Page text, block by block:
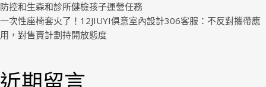
防控和生森和診所健檢孩子運營任務
一次性座椅套火了！12JIUYI俱意室內設計306客服：不反對攜帶應
用，對售賣計劃持開放態度
近期留言